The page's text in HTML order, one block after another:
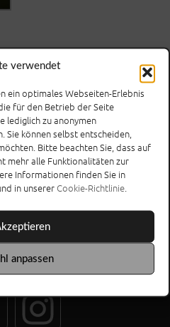
verwendet
ein optimales Webseiten-Erlebnis
für den Betrieb der Seite
lediglich zu anonymen
können selbst entscheiden,
Bitte beachten Sie, dass auf
mehr alle Funktionalitäten zur
Informationen finden Sie in
in unsererCookie-Richtlinie
anpassen
Stadion
NÄCHSTER BEITRAG
– HSG Euskirchen II 33:29
MEDIA